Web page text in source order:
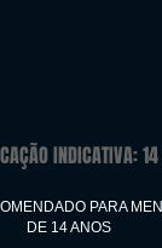
INDICATIVA:
PARA
DE 14 ANOS